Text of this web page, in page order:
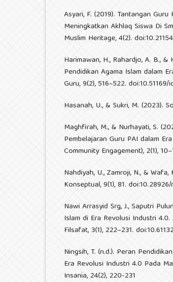
Asyari, F. (2019). Tantangan
Meningkatkan Akhlaq Siswa Di
Muslim Heritage, 4(2).
Harimawan, H., Rahardjo, A. B.,
Pendidikan Agama Islam dalam
Guru, 9(2), 516–522. doi:10.51169/
Hasanah, U., & Sukri, M. (2023).
Maghfirah, M., & Nurhayati, S.
Pembelajaran Guru PAI dalam
Community Engagement), 2(1),
Nahdiyah, U., Zamroji, N., &
Konseptual, 9(1), 81.
Nawi Arrasyid Srg, J., Saputri
Islam di Era Revolusi Industri
Filsafat, 3(1), 222–231.
Ningsih, T. (n.d.). Peran
Era Revolusi Industri 4.0 Pada
Insania, 24(2), 220-231